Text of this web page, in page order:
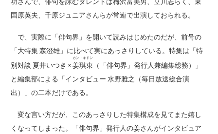
国原英夫、千原ジュニアさんらが常連で出演しておられる。
で、実際に「俳句界」を開いて読みはじめたのだが、前号の
「大特集 森澄雄」に比べて実にあっさりしている。特集は「特
別対談 夏井いつき ×姜琪東
カン・キドン
（「俳句界」発行人兼編集総務）」
と編集部による「インタビュー 水野雅之（毎日放送総合演
出）」の二本だけである。
変な言い方だが、このあっさりした特集構成を見てまた嬉し
くなってしまった。「俳句界」発行人の姜さんがインタビュア